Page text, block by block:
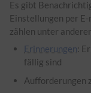
Es gibt
Einstellungen per
zählen unter
Erinnerungen:
fällig sind
Aufforderungen